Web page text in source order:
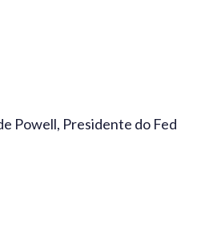
Powell, Presidente do Fed